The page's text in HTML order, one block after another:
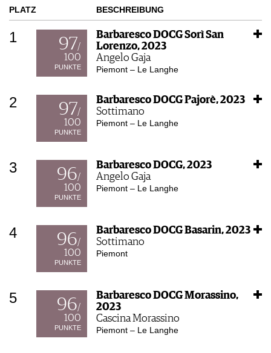
PLATZ BESCHREIBUNG
1 97/
100
PUNKTE
Barbaresco DOCG Sorì San
Lorenzo, 2023
Angelo Gaja
Piemont – Le Langhe
2 97/
100
PUNKTE
Barbaresco DOCG Pajorè, 2023
Sottimano
Piemont – Le Langhe
3 96/
100
PUNKTE
Barbaresco DOCG, 2023
Angelo Gaja
Piemont – Le Langhe
4 96/
100
PUNKTE
Barbaresco DOCG Basarin, 2023
Sottimano
Piemont
5 96/
100
PUNKTE
Barbaresco DOCG Morassino,
2023
Cascina Morassino
Piemont – Le Langhe